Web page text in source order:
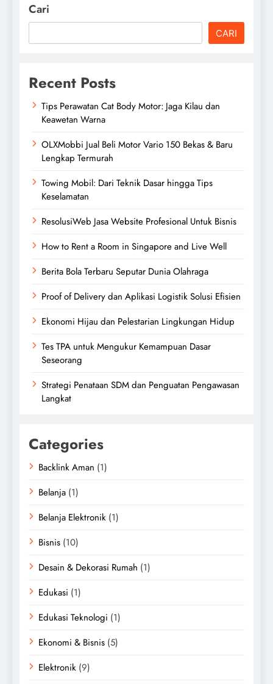
Cari
CARI
Recent Posts
Tips Perawatan Cat Body Motor: Jaga Kilau dan
Keawetan Warna
OLXMobbi Jual Beli Motor Vario 150 Bekas & Baru
Lengkap Termurah
Towing Mobil: Dari Teknik Dasar hingga Tips
Keselamatan
ResolusiWeb Jasa Website Profesional Untuk Bisnis
How to Rent a Room in Singapore and Live Well
Berita Bola Terbaru Seputar Dunia Olahraga
Proof of Delivery dan Aplikasi Logistik Solusi Efisien
Ekonomi Hijau dan Pelestarian Lingkungan Hidup
Tes TPA untuk Mengukur Kemampuan Dasar
Seseorang
Strategi Penataan SDM dan Penguatan Pengawasan
Langkat
Categories
Backlink Aman (1)
Belanja (1)
Belanja Elektronik (1)
Bisnis (10)
Desain & Dekorasi Rumah (1)
Edukasi (1)
Edukasi Teknologi (1)
Ekonomi & Bisnis (5)
Elektronik (9)